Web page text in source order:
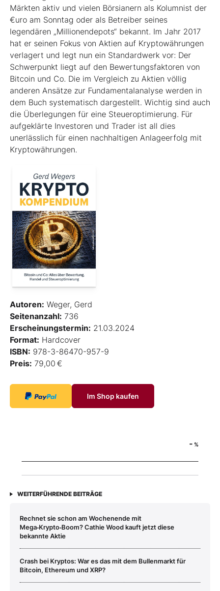
Märkten aktiv und vielen Börsianern als Kolumnist der
€uro am Sonntag oder als Betreiber seines
legendären „Millionen­depots“ bekannt. Im Jahr 2017
hat er seinen Fokus von Aktien auf Kryptowährungen
verlagert und legt nun ein Standardwerk vor: Der
Schwerpunkt liegt auf den Bewertungsfaktoren von
Bitcoin und Co. Die im Ver­gleich zu Aktien völlig
anderen Ansätze zur Fundamentalanalyse werden in
dem Buch systematisch dargestellt. Wichtig sind auch
die Überlegungen für eine Steueroptimierung. Für
aufgeklärte Investoren und Trader ist all dies
unerlässlich für einen nachhaltigen Anlageerfolg mit
Kryptowährungen.
Autoren: Weger, Gerd
Seitenanzahl: 736
Erscheinungstermin: 21.03.2024
Format: Hardcover
ISBN: 978-3-86470-957-9
Preis: 79,00 €
Im Shop kaufen
- %
WEITERFÜHRENDE BEITRÄGE
Rechnet sie schon am Wochenende mit
Mega‑Krypto‑Boom? Cathie Wood kauft jetzt diese
bekannte Aktie
Crash bei Kryptos: War es das mit dem Bullenmarkt für
Bitcoin, Ethereum und XRP?